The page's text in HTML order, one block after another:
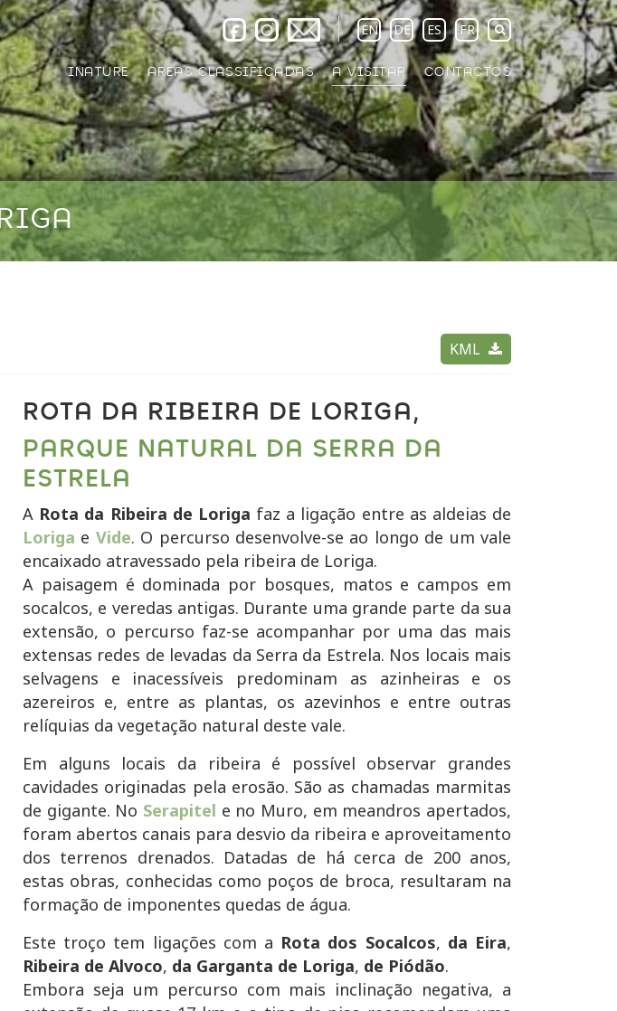
EN DE ES FR
INATURE AREAS CLASSIFICADAS A VISITAR CONTACTOS
KML
ROTA DA RIBEIRA DE LORIGA,
PARQUE NATURAL DA SERRA DA
ESTRELA
A Rota da Ribeira de Loriga faz a ligação entre as aldeias de
Loriga e Vide. O percurso desenvolve-se ao longo de um vale
encaixado atravessado pela ribeira de Loriga.
A paisagem é dominada por bosques, matos e campos em
socalcos, e veredas antigas. Durante uma grande parte da sua
extensão, o percurso faz-se acompanhar por uma das mais
extensas redes de levadas da Serra da Estrela. Nos locais mais
selvagens e inacessíveis predominam as azinheiras e os
azereiros e, entre as plantas, os azevinhos e entre outras
relíquias da vegetação natural deste vale.
Em alguns locais da ribeira é possível observar grandes
cavidades originadas pela erosão. São as chamadas marmitas
de gigante. No Serapitel e no Muro, em meandros apertados,
foram abertos canais para desvio da ribeira e aproveitamento
dos terrenos drenados. Datadas de há cerca de 200 anos,
estas obras, conhecidas como poços de broca, resultaram na
formação de imponentes quedas de água.
Este troço tem ligações com a Rota dos Socalcos, da Eira,
Ribeira de Alvoco, da Garganta de Loriga, de Piódão.
Embora seja um percurso com mais inclinação negativa, a